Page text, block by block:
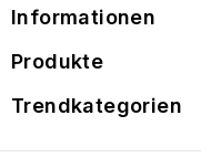
Informationen
Produkte
Trendkategorien